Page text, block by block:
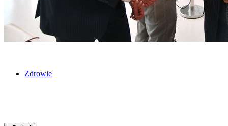
Zdrowie